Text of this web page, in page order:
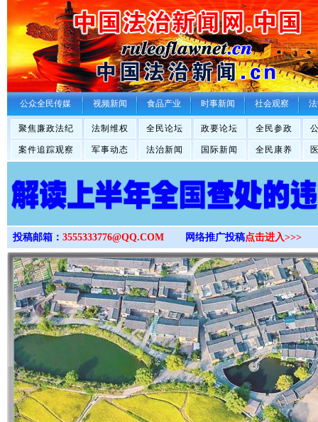
>
公众全民传媒 视频新闻 食品产业 时事新闻 社会观察
聚焦廉政法纪 法制维权 全民论坛 政要论坛 全民参政
案件追踪观察 军事动态 法治新闻 国际新闻 全民康养
投稿邮箱： 3555333776@QQ.COM 网络推广投稿点击进入>>>